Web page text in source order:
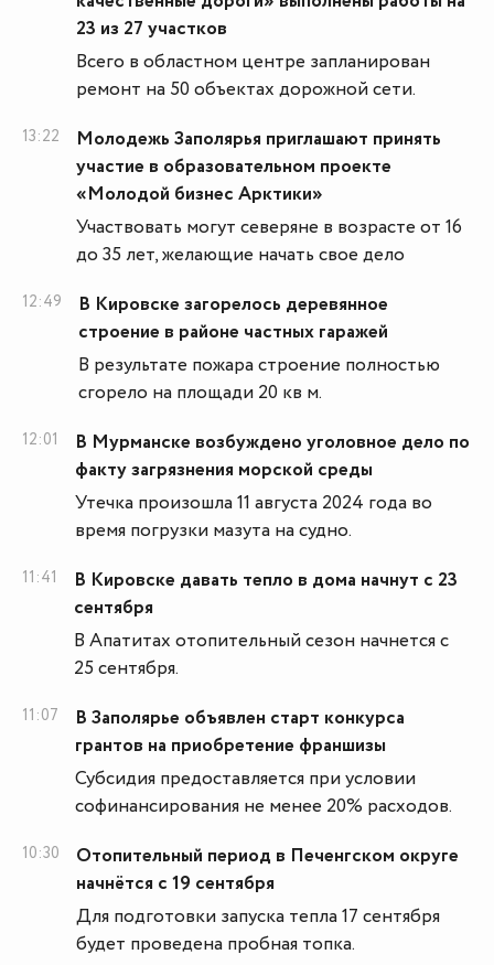
23 из 27 участков
Всего в областном центре запланирован
ремонт на 50 объектах дорожной сети.
13:22
Молодежь Заполярья приглашают принять
участие в образовательном проекте
«Молодой бизнес Арктики»
Участвовать могут северяне в возрасте от 16
до 35 лет, желающие начать свое дело
12:49
В Кировске загорелось деревянное
строение в районе частных гаражей
В результате пожара строение полностью
сгорело на площади 20 кв м.
12:01
В Мурманске возбуждено уголовное дело по
факту загрязнения морской среды
Утечка произошла 11 августа 2024 года во
время погрузки мазута на судно.
11:41
В Кировске давать тепло в дома начнут с 23
сентября
В Апатитах отопительный сезон начнется с
25 сентября.
11:07
В Заполярье объявлен старт конкурса
грантов на приобретение франшизы
Субсидия предоставляется при условии
софинансирования не менее 20% расходов.
10:30
Отопительный период в Печенгском округе
начнётся с 19 сентября
Для подготовки запуска тепла 17 сентября
будет проведена пробная топка.